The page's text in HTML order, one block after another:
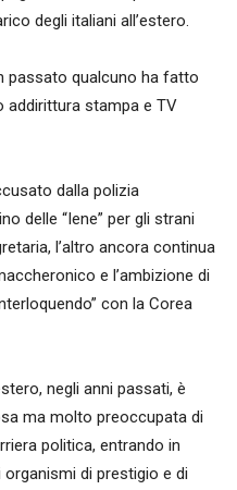
degli italiani all’estero.
passato qualcuno ha fatto
addirittura stampa e TV
dalla polizia
delle “Iene” per gli strani
l’altro ancora continua
e l’ambizione di
con la Corea
negli anni passati, è
ma molto preoccupata di
politica, entrando in
di prestigio e di